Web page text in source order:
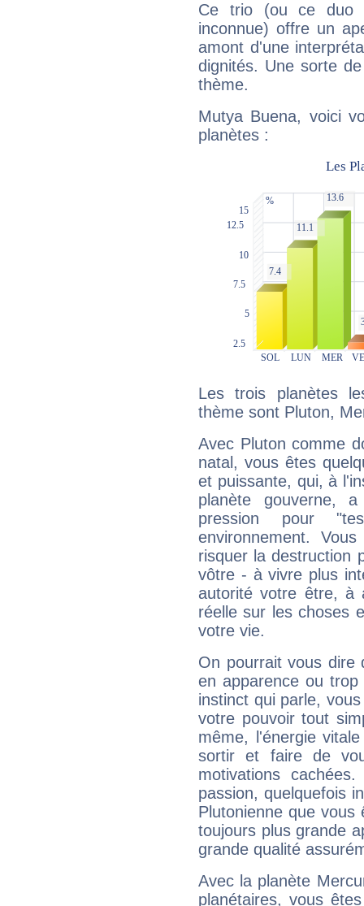
Ce trio (ou ce duo
inconnue) offre un
amont d'une
dignités. Une sorte
thème.
Mutya Buena, voici
planètes :
Les trois planètes
thème sont Pluton,
Avec Pluton comme
natal, vous êtes
et puissante, qui, à
planète gouverne,
pression pour
environnement.
risquer la destruction
vôtre - à vivre plus
autorité votre être, à
réelle sur les choses
votre vie.
On pourrait vous dire
en apparence ou
instinct qui parle,
votre pouvoir tout
même, l'énergie
sortir et faire de
motivations
passion, quelquefois
Plutonienne que
toujours plus grande
grande qualité
Avec la planète
planétaires, vous